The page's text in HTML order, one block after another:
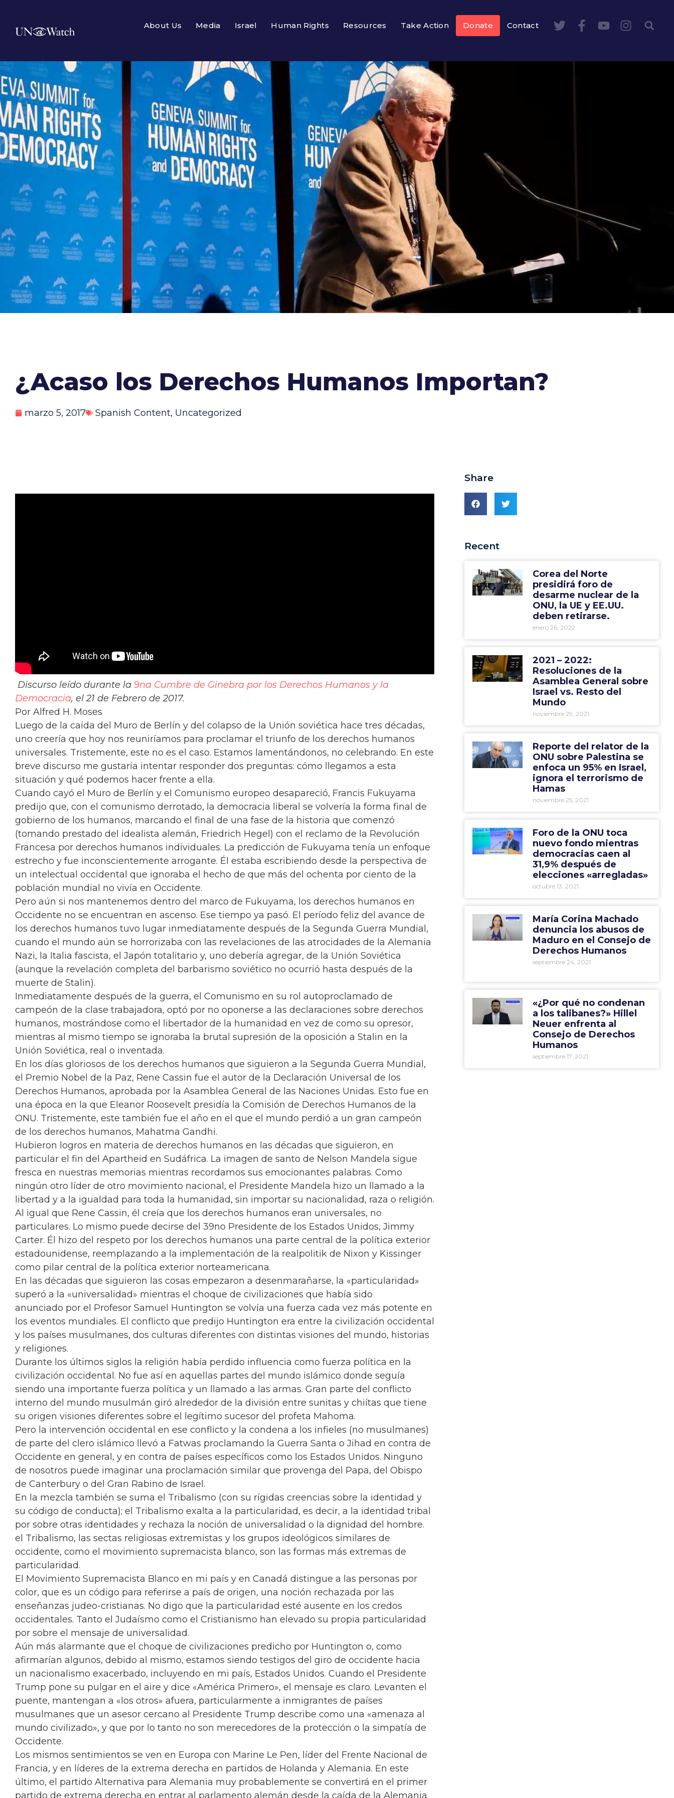
About Us Media Israel Human Rights Resources Take Action Donate Contact
¿Acaso los Derechos Humanos Importan?
marzo 5, 2017 Spanish Content, Uncategorized
Discurso leído durante la 9na Cumbre de Ginebra por los Derechos Humanos y la
Democracia, el 21 de Febrero de 2017.
Por Alfred H. Moses
Luego de la caída del Muro de Berlín y del colapso de la Unión soviética hace tres décadas,
uno creería que hoy nos reuniríamos para proclamar el triunfo de los derechos humanos
universales. Tristemente, este no es el caso. Estamos lamentándonos, no celebrando. En este
breve discurso me gustaría intentar responder dos preguntas: cómo llegamos a esta
situación y qué podemos hacer frente a ella.
Cuando cayó el Muro de Berlín y el Comunismo europeo desapareció, Francis Fukuyama
predijo que, con el comunismo derrotado, la democracia liberal se volvería la forma final de
gobierno de los humanos, marcando el final de una fase de la historia que comenzó
(tomando prestado del idealista alemán, Friedrich Hegel) con el reclamo de la Revolución
Francesa por derechos humanos individuales. La predicción de Fukuyama tenía un enfoque
estrecho y fue inconscientemente arrogante. Él estaba escribiendo desde la perspectiva de
un intelectual occidental que ignoraba el hecho de que más del ochenta por ciento de la
población mundial no vivía en Occidente.
Pero aún si nos mantenemos dentro del marco de Fukuyama, los derechos humanos en
Occidente no se encuentran en ascenso. Ese tiempo ya pasó. El período feliz del avance de
los derechos humanos tuvo lugar inmediatamente después de la Segunda Guerra Mundial,
cuando el mundo aún se horrorizaba con las revelaciones de las atrocidades de la Alemania
Nazi, la Italia fascista, el Japón totalitario y, uno debería agregar, de la Unión Soviética
(aunque la revelación completa del barbarismo soviético no ocurrió hasta después de la
muerte de Stalin).
Inmediatamente después de la guerra, el Comunismo en su rol autoproclamado de
campeón de la clase trabajadora, optó por no oponerse a las declaraciones sobre derechos
humanos, mostrándose como el libertador de la humanidad en vez de como su opresor,
mientras al mismo tiempo se ignoraba la brutal supresión de la oposición a Stalin en la
Unión Soviética, real o inventada.
En los días gloriosos de los derechos humanos que siguieron a la Segunda Guerra Mundial,
el Premio Nobel de la Paz, Rene Cassin fue el autor de la Declaración Universal de los
Derechos Humanos, aprobada por la Asamblea General de las Naciones Unidas. Esto fue en
una época en la que Eleanor Roosevelt presidía la Comisión de Derechos Humanos de la
ONU. Tristemente, este también fue el año en el que el mundo perdió a un gran campeón
de los derechos humanos, Mahatma Gandhi.
Hubieron logros en materia de derechos humanos en las décadas que siguieron, en
particular el fin del Apartheid en Sudáfrica. La imagen de santo de Nelson Mandela sigue
fresca en nuestras memorias mientras recordamos sus emocionantes palabras. Como
ningún otro líder de otro movimiento nacional, el Presidente Mandela hizo un llamado a la
libertad y a la igualdad para toda la humanidad, sin importar su nacionalidad, raza o religión.
Al igual que Rene Cassin, él creía que los derechos humanos eran universales, no
particulares. Lo mismo puede decirse del 39no Presidente de los Estados Unidos, Jimmy
Carter. Él hizo del respeto por los derechos humanos una parte central de la política exterior
estadounidense, reemplazando a la implementación de la realpolitik de Nixon y Kissinger
como pilar central de la política exterior norteamericana.
En las décadas que siguieron las cosas empezaron a desenmarañarse, la «particularidad»
superó a la «universalidad» mientras el choque de civilizaciones que había sido
anunciado por el Profesor Samuel Huntington se volvía una fuerza cada vez más potente en
los eventos mundiales. El conflicto que predijo Huntington era entre la civilización occidental
y los países musulmanes, dos culturas diferentes con distintas visiones del mundo, historias
y religiones.
Durante los últimos siglos la religión había perdido influencia como fuerza política en la
civilización occidental. No fue así en aquellas partes del mundo islámico donde seguía
siendo una importante fuerza política y un llamado a las armas. Gran parte del conflicto
interno del mundo musulmán giró alrededor de la división entre sunitas y chiítas que tiene
su origen visiones diferentes sobre el legítimo sucesor del profeta Mahoma.
Pero la intervención occidental en ese conflicto y la condena a los infieles (no musulmanes)
de parte del clero islámico llevó a Fatwas proclamando la Guerra Santa o Jihad en contra de
Occidente en general, y en contra de países específicos como los Estados Unidos. Ninguno
de nosotros puede imaginar una proclamación similar que provenga del Papa, del Obispo
de Canterbury o del Gran Rabino de Israel.
En la mezcla también se suma el Tribalismo (con su rígidas creencias sobre la identidad y
su código de conducta); el Tribalismo exalta a la particularidad, es decir, a la identidad tribal
por sobre otras identidades y rechaza la noción de universalidad o la dignidad del hombre.
el Tribalismo, las sectas religiosas extremistas y los grupos ideológicos similares de
occidente, como el movimiento supremacista blanco, son las formas más extremas de
particularidad.
El Movimiento Supremacista Blanco en mi país y en Canadá distingue a las personas por
color, que es un código para referirse a país de origen, una noción rechazada por las
enseñanzas judeo-cristianas. No digo que la particularidad esté ausente en los credos
occidentales. Tanto el Judaísmo como el Cristianismo han elevado su propia particularidad
por sobre el mensaje de universalidad.
Aún más alarmante que el choque de civilizaciones predicho por Huntington o, como
afirmarían algunos, debido al mismo, estamos siendo testigos del giro de occidente hacia
un nacionalismo exacerbado, incluyendo en mi país, Estados Unidos. Cuando el Presidente
Trump pone su pulgar en el aire y dice «América Primero», el mensaje es claro. Levanten el
puente, mantengan a «los otros» afuera, particularmente a inmigrantes de países
musulmanes que un asesor cercano al Presidente Trump describe como una «amenaza al
mundo civilizado», y que por lo tanto no son merecedores de la protección o la simpatía de
Occidente.
Los mismos sentimientos se ven en Europa con Marine Le Pen, líder del Frente Nacional de
Francia, y en líderes de la extrema derecha en partidos de Holanda y Alemania. En este
último, el partido Alternativa para Alemania muy probablemente se convertirá en el primer
partido de extrema derecha en entrar al parlamento alemán desde la caída de la Alemania
Share
Recent
Corea del Norte
presidirá foro de
desarme nuclear de la
ONU, la UE y EE.UU.
deben retirarse.
enero 26, 2022
2021 – 2022:
Resoluciones de la
Asamblea General sobre
Israel vs. Resto del
Mundo
noviembre 29, 2021
Reporte del relator de la
ONU sobre Palestina se
enfoca un 95% en Israel,
ignora el terrorismo de
Hamas
noviembre 25, 2021
Foro de la ONU toca
nuevo fondo mientras
democracias caen al
31,9% después de
elecciones «arregladas»
octubre 13, 2021
María Corina Machado
denuncia los abusos de
Maduro en el Consejo de
Derechos Humanos
septiembre 24, 2021
«¿Por qué no condenan
a los talibanes?» Hillel
Neuer enfrenta al
Consejo de Derechos
Humanos
septiembre 17, 2021